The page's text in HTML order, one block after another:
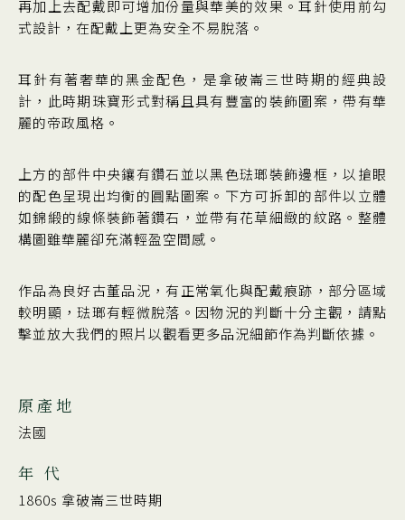
再加上去配戴即可增加份量與華美的效果。耳針使用前勾
式設計，在配戴上更為安全不易脫落。
耳針有著奢華的黑金配色，是拿破崙三世時期的經典設
計，此時期珠寶形式對稱且具有豐富的裝飾圖案，帶有華
麗的帝政風格。
上方的部件中央鑲有鑽石並以黑色琺瑯裝飾邊框，以搶眼
的配色呈現出均衡的圓點圖案。下方可拆卸的部件以立體
如錦緞的線條裝飾著鑽石，並帶有花草細緻的紋路。整體
構圖雖華麗卻充滿輕盈空間感。
作品為良好古董品況，有正常氧化與配戴痕跡，部分區域
較明顯，琺瑯有輕微脫落。因物況的判斷十分主觀，請點
擊並放大我們的照片以觀看更多品況細節作為判斷依據。
原產地
法國
年 代
1860s 拿破崙三世時期